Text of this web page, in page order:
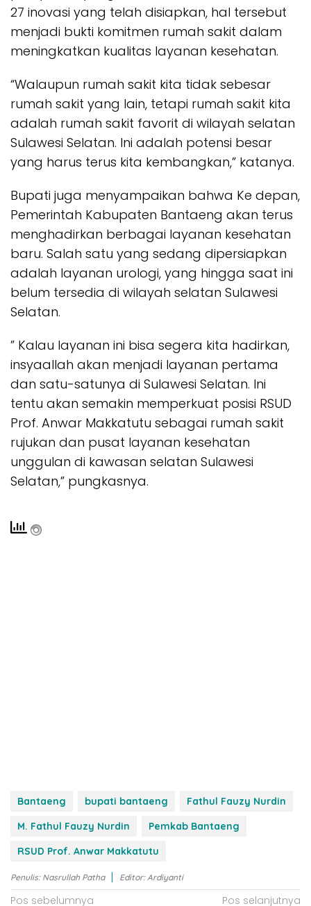
27 inovasi yang telah disiapkan, hal tersebut
menjadi bukti komitmen rumah sakit dalam
meningkatkan kualitas layanan kesehatan.
“Walaupun rumah sakit kita tidak sebesar
rumah sakit yang lain, tetapi rumah sakit kita
adalah rumah sakit favorit di wilayah selatan
Sulawesi Selatan. Ini adalah potensi besar
yang harus terus kita kembangkan,” katanya.
Bupati juga menyampaikan bahwa Ke depan,
Pemerintah Kabupaten Bantaeng akan terus
menghadirkan berbagai layanan kesehatan
baru. Salah satu yang sedang dipersiapkan
adalah layanan urologi, yang hingga saat ini
belum tersedia di wilayah selatan Sulawesi
Selatan.
” Kalau layanan ini bisa segera kita hadirkan,
insyaallah akan menjadi layanan pertama
dan satu-satunya di Sulawesi Selatan. Ini
tentu akan semakin memperkuat posisi RSUD
Prof. Anwar Makkatutu sebagai rumah sakit
rujukan dan pusat layanan kesehatan
unggulan di kawasan selatan Sulawesi
Selatan,” pungkasnya.
Bantaeng bupati bantaeng
Fathul Fauzy Nurdin
M. Fathul Fauzy Nurdin
Pemkab Bantaeng
RSUD Prof. Anwar Makkatutu
Penulis: Nasrullah Patha Editor: Ardiyanti
Pos sebelumnya
Pos selanjutnya